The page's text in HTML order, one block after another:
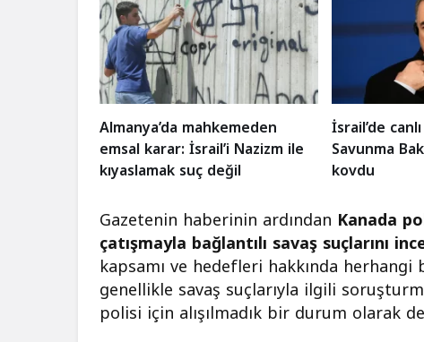
Almanya’da mahkemeden
emsal karar: İsrail’i Nazizm ile
kıyaslamak suç değil
İsrail’de
Savunma
kovdu
Gazetenin haberinin ardından Kanada
çatışmayla bağlantılı savaş suçlarını
kapsamı ve hedefleri hakkında
genellikle savaş suçlarıyla ilgili
polisi için alışılmadık bir durum olarak